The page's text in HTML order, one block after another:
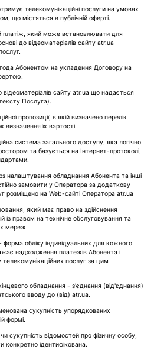
телекомунікаційні послуги на умовах
що містяться в публічній оферті.
платіж, який може встановлювати для
до відеоматеріалів сайту atr.ua
Абонентом на укладення Договору на
сайту atr.ua що надається
Послуга).
пропозиції, в якій визначено перелік
їх вартості.
система загального доступу, яка логічно
та базується на Інтернет-протоколі,
налаштування обладнання Абонента та інші
замовити у Оператора за додаткову
розміщено на Web-сайті Оператора atr.ua
який має право на здійснення
із правом на технічне обслуговування та
мереж.
обліку індивідуальних для кожного
надходження платежів Абонента і
послуг за цим
обладнання - з'єднання (від'єднання)
вводу до (від) atr.ua.
сукупність упорядкованих
формі.
сукупність відомостей про фізичну особу,
конкретно ідентифікована.